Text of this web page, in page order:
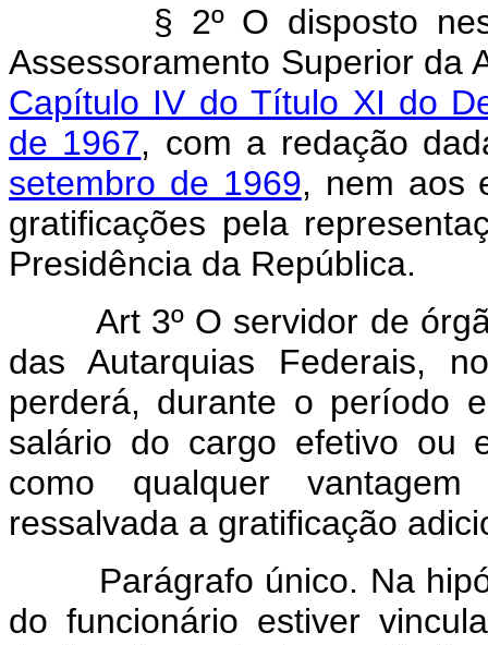
§ 2º O disposto nesta
Assessoramento Superior da
Capítulo IV do Título XI do
de 1967, com a redação
setembro de 1969, nem aos
gratificações pela
Presidência da República.
Art 3º O servidor de
das Autarquias Federais,
perderá, durante o período
salário do cargo efetivo ou
como qualquer vantagem
ressalvada a gratificação
Parágrafo único. Na
do funcionário estiver